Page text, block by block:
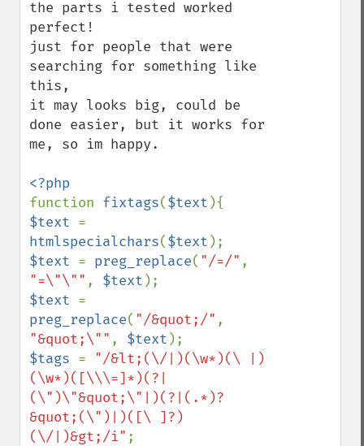
the parts i tested worked
perfect!
just for people that were
searching for something like
this,
it may looks big, could be
done easier, but it works for
me, so im happy.
function fixtags($text
$text
htmlspecialchars($text
$text = preg_replace( "/=/"
"=\"\"" , $text
$text
preg_replace( "/&quot;/"
"&quot;\"" , $text
$tags = "/&lt;(\/|)(\w*)(\ |)
(\w*)([\\\=]*)(?|
(\")\"&quot;\"|)(?|(.*)?
&quot;(\")|)([\ ]?)
(\/|)&gt;/i"